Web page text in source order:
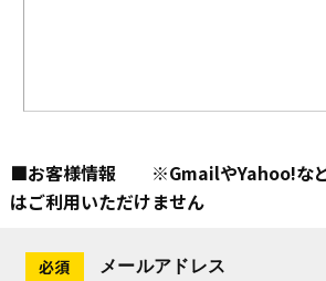
■お客様情報 ※GmailやYahoo!など
はご利用いただけません
メールアドレス